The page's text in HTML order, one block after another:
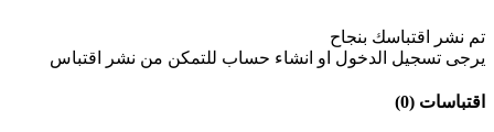
تم نشر اقتباسك بنجاح
يرجى تسجيل الدخول او انشاء حساب للتمكن من نشر اقتباس
اقتباسات (0)